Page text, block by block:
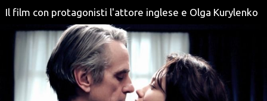
Il film con protagonisti l'attore inglese e Olga Kurylenko